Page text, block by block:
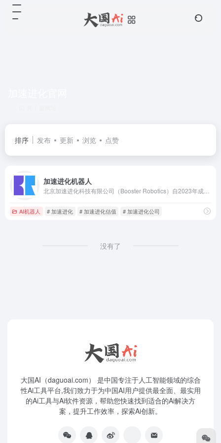
排序 发布 更新 浏览 点赞
加速进化机器人
AI机器人 # 加速进化 # 加速进化估值 # 加速进化公司
没有了
大国AI（daguoai.com） 是中国专注于人工智能领域的综合
性Ai工具平台,我们致力于为中国AI用户提供最全面、最实用
的Ai工具与Ai软件资源，帮助您快速找到适合的Ai解决方
案，提升工作效率，探索Ai创新。